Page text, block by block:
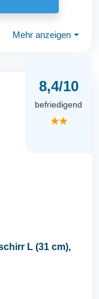
Mehr anzeigen ⏷
8,4/10
befriedigend
★★
L (31 cm),